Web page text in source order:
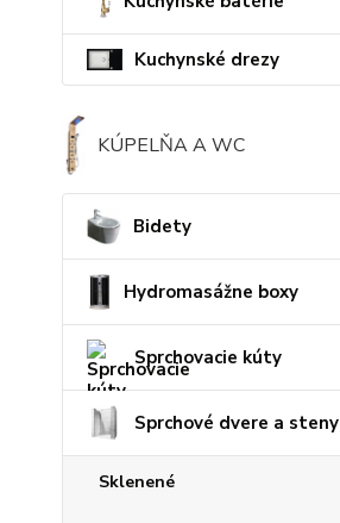
Kuchynské drezy
KÚPELŇA A WC
Bidety
Hydromasážne boxy
Sprchovacie kúty
Sprchové dvere a steny
Sklenené